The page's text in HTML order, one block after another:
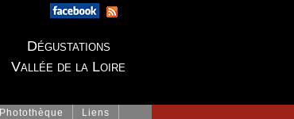
Dégustations
Vallée de la Loire
Photothèque Liens